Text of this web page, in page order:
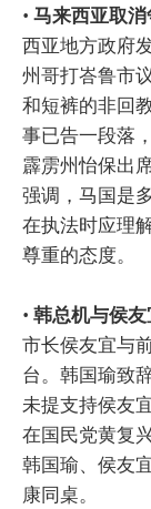
• 马来西亚取
西亚地方政府
州哥打峇鲁市
和短裤的非回
事已告一段落
霹雳州怡保出
强调，马国是
在执法时应理
尊重的态度。
• 韩总机与侯
市长侯友宜与
台。韩国瑜致
未提支持侯友
在国民党黄复
韩国瑜、侯友
康同桌。